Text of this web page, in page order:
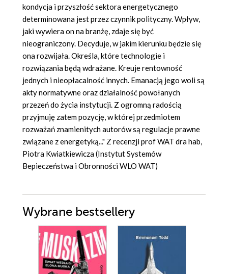
kondycja i przyszłość sektora energetycznego
determinowana jest przez czynnik polityczny. Wpływ,
jaki wywiera on na branżę, zdaje się być
nieograniczony. Decyduje, w jakim kierunku będzie się
ona rozwijała. Określa, które technologie i
rozwiązania będą wdrażane. Kreuje rentowność
jednych i nieopłacalność innych. Emanacją jego woli są
akty normatywne oraz działalność powołanych
przezeń do życia instytucji. Z ogromną radością
przyjmuję zatem pozycję, w której przedmiotem
rozważań znamienitych autorów są regulacje prawne
związane z energetyką..." Z recenzji prof WAT dra hab,
Piotra Kwiatkiewicza (Instytut Systemów
Bepieczeństwa i Obronności WLO WAT)
Wybrane bestsellery